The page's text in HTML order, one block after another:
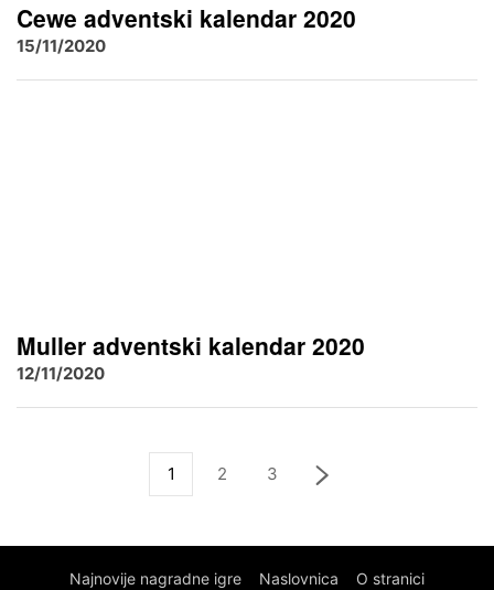
Cewe adventski kalendar 2020
15/11/2020
Muller adventski kalendar 2020
12/11/2020
1 2 3
Najnovije nagradne igre Naslovnica O stranici